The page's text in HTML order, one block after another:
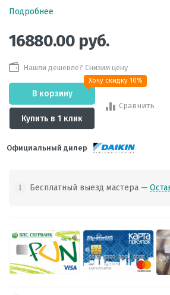
Подробнее
16880.00 руб.
Нашли дешевле? Снизим цену
В корзину
Купить в 1 клик
Хочу скидку 10%
Сравнить
Официальный дилер
Бесплатный выезд мастера —